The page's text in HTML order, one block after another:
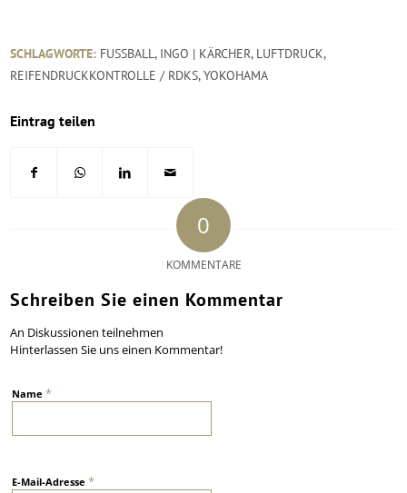
SCHLAGWORTE: FUSSBALL , INGO | KÄRCHER, LUFTDRUCK,
REIFENDRUCKKONTROLLE / RDKS,YOKOHAMA
Eintrag teilen
0
KOMMENTARE
Schreiben Sie einen Kommentar
An Diskussionen teilnehmen
Hinterlassen Sie uns einen Kommentar!
Name*
E-Mail-Adresse*